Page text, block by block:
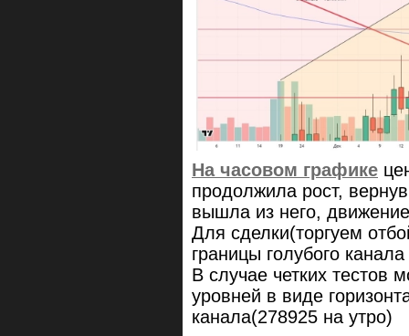
На часовом графике
продолжила рост,
вышла из него,
Для сделки(торгуем
границы голубого
В случае четких тестов
уровней в виде
канала(278925 на утро)